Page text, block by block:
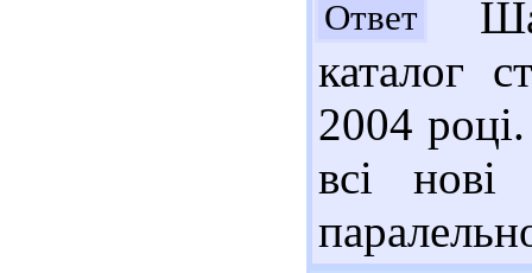
Ответ
каталог
2004
всі нові